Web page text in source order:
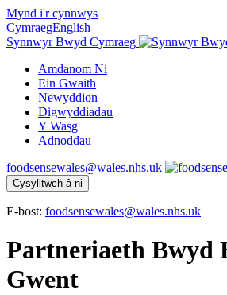
Mynd i'r cynnwys
CymraegEnglish
Synnwyr Bwyd Cymraeg
Amdanom Ni
Ein Gwaith
Newyddion
Digwyddiadau
Y Wasg
Adnoddau
foodsensewales@wales.nhs.uk
Cysylltwch â ni
E-bost: foodsensewales@wales.nhs.uk
Partneriaeth Bwyd
Gwent